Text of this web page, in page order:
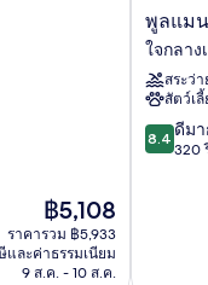
ราคา
ปัจจุบัน
คือ
฿5,108
฿5,108
ราคารวม ฿5,933
และค่าธรรมเนียม
9 ส.ค. - 10 ส.ค.
พูล
แมน
เคป
ทาวน์
ซิตี้
เซนเตอ
ใจ
พูลแมน
ใจกลาง
สระว่
สัตว์เ
8.4
จาก
8.4 ดีม
320